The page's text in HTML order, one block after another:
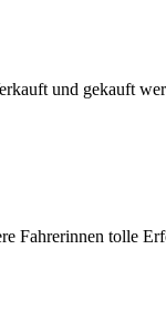
und gekauft
Fahrerinnen tolle